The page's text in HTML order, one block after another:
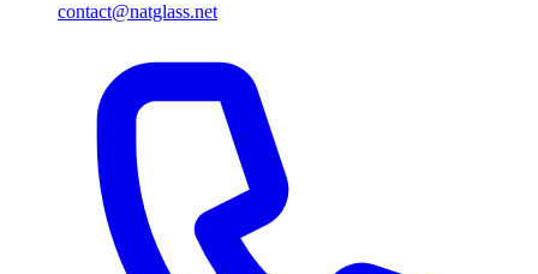
contact@natglass.net